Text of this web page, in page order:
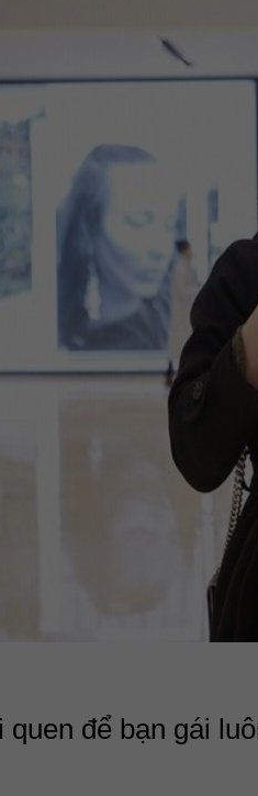
quen để bạn gái